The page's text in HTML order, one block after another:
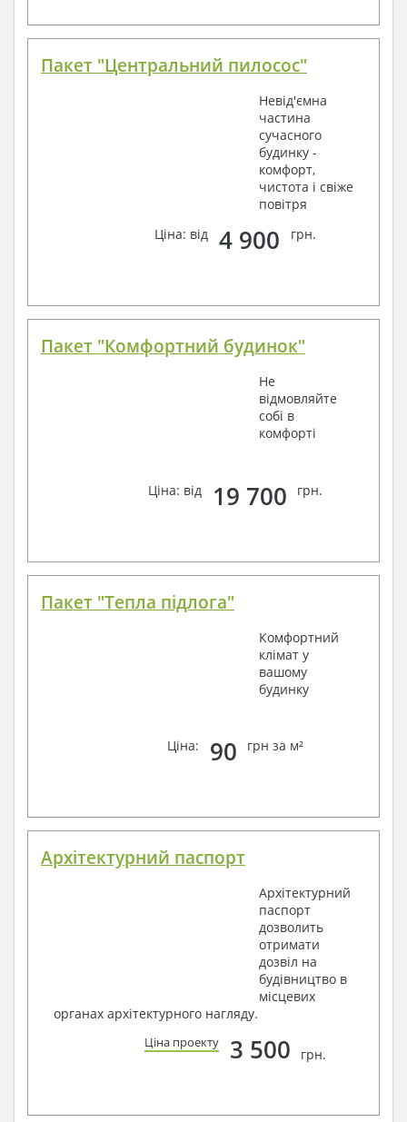
Пакет "Центральний пилосос"
Невід'ємна
частина
сучасного
будинку -
комфорт,
чистота і свіже
повітря
Ціна: від
4 900 грн.
Пакет "Комфортний будинок"
Не
відмовляйте
собі в
комфорті
Ціна: від 19 700 грн.
Пакет "Тепла підлога"
Комфортний
клімат у
вашому
будинку
Ціна: 90 грн за м²
Архітектурний паспорт
Архітектурний
паспорт
дозволить
отримати
дозвіл на
будівництво в
місцевих
органах архітектурного нагляду.
Ціна проекту 3 500 грн.